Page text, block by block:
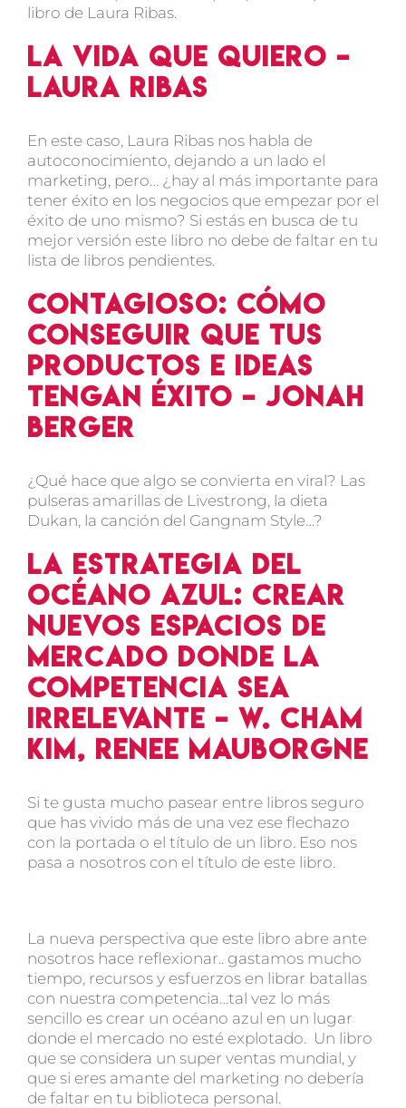
libro de Laura Ribas.
La vida que quiero –
Laura Ribas
En este caso, Laura Ribas nos habla de
autoconocimiento, dejando a un lado el
marketing, pero… ¿hay al más importante para
tener éxito en los negocios que empezar por el
éxito de uno mismo? Si estás en busca de tu
mejor versión este libro no debe de faltar en tu
lista de libros pendientes.
Contagioso: cómo
conseguir que tus
productos e ideas
tengan éxito – Jonah
Berger
¿Qué hace que algo se convierta en viral? Las
pulseras amarillas de Livestrong, la dieta
Dukan, la canción del Gangnam Style…?
La estrategia del
océano azul: crear
nuevos espacios de
mercado donde la
competencia sea
irrelevante – W. Cham
Kim, Renee Mauborgne
Si te gusta mucho pasear entre libros seguro
que has vivido más de una vez ese flechazo
con la portada o el título de un libro. Eso nos
pasa a nosotros con el título de este libro.
La nueva perspectiva que este libro abre ante
nosotros hace reflexionar.. gastamos mucho
tiempo, recursos y esfuerzos en librar batallas
con nuestra competencia…tal vez lo más
sencillo es crear un océano azul en un lugar
donde el mercado no esté explotado. Un libro
que se considera un super ventas mundial, y
que si eres amante del marketing no debería
de faltar en tu biblioteca personal.